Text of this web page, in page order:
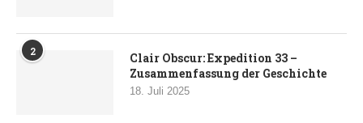
2
Clair Obscur: Expedition 33 –
Zusammenfassung der Geschichte
18. Juli 2025